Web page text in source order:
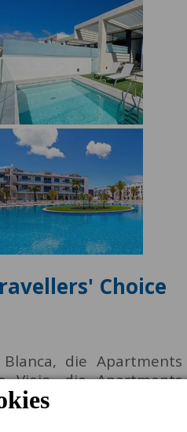
Choice
die Apartments
Viejo, die Apartments
und die Bungalows
Choice 2024"